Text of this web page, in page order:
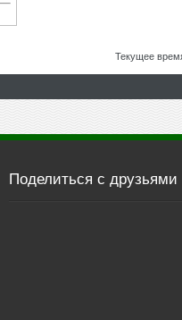
Текущее
Поделиться с друзьями